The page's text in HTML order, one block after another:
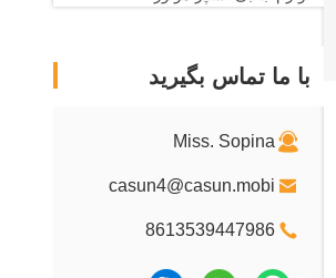
با ما تماس بگیرید
Miss. Sopina
casun4@casun.mobi
8613539447986